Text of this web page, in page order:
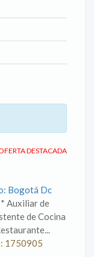
DESTACADA
Bogotá Dc
Auxiliar de
de Cocina
1750905